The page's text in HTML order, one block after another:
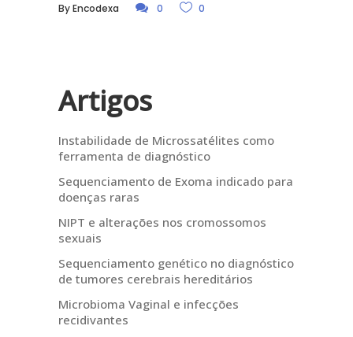
ByEncodexa 0 0
Artigos
Instabilidade de Microssatélites como
ferramenta de diagnóstico
Sequenciamento de Exoma indicado para
doenças raras
NIPT e alterações nos cromossomos
sexuais
Sequenciamento genético no diagnóstico
de tumores cerebrais hereditários
Microbioma Vaginal e infecções
recidivantes